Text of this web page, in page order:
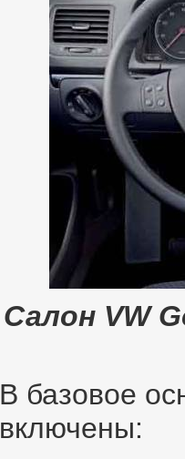
Салон VW
В базовое
включены: